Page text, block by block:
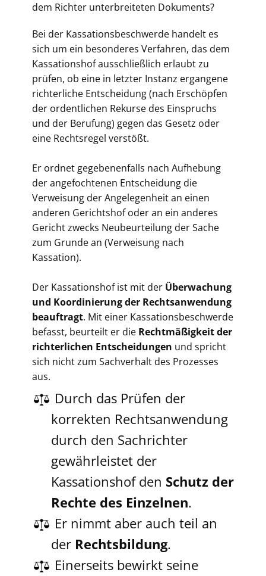
dem Richter unterbreiteten Dokuments?
​Bei der Kassationsbeschwerde handelt es
sich um ein besonderes Verfahren, das dem
Kassationshof ausschließlich erlaubt zu
prüfen, ob eine in letzter Instanz ergangene
richterliche Entscheidung (nach Erschöpfen
der ordentlichen Rekurse des Einspruchs
und der Berufung) gegen das Gesetz oder
eine Rechtsregel verstößt.
​Er ordnet gegebenenfalls nach Aufhebung
der angefochtenen Entscheidung die
Verweisung der Angelegenheit an einen
anderen Gerichtshof oder an ein anderes
Gericht zwecks Neubeurteilung der Sache
zum Grunde an (Verweisung nach
Kassation).
​Der Kassationshof ist mit der Überwachung
und Koordinierung der Rechtsanwendung
beauftragt. Mit einer Kassationsbeschwerde
befasst, beurteilt er die Rechtmäßigkeit der
richterlichen Entscheidungen und spricht
sich nicht zum Sachverhalt des Prozesses
aus.
​​Durch das Prüfen der
korrekten Rechtsanwendung
durch den Sachrichter
gewährleistet der
Kassationshof den Schutz der
Rechte des Einzelnen.
​Er nimmt aber auch teil an
der Rechtsbildung.
​Einerseits bewirkt seine